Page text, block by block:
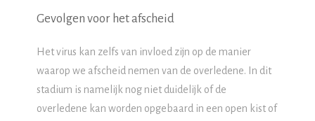
Gevolgen voor het afscheid
Het virus kan zelfs van invloed zijn op de manier
waarop we afscheid nemen van de overledene. In dit
stadium is namelijk nog niet duidelijk of de
overledene kan worden opgebaard in een open kist of